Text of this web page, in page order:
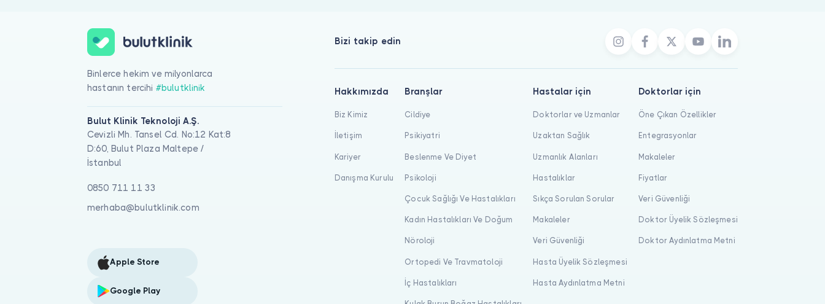
Binlerce hekim ve milyonlarca
hastanın tercihi #bulutklinik
Bulut Klinik Teknoloji A.Ş.
Cevizli Mh. Tansel Cd. No:12 Kat:8
D:60, Bulut Plaza Maltepe /
İstanbul
0850 711 11 33
merhaba@bulutklinik.com
Apple Store
Google Play
Bizi takip edin
Hakkımızda
Biz Kimiz
İletişim
Kariyer
Danışma Kurulu
Branşlar
Cildiye
Psikiyatri
Beslenme Ve Diyet
Psikoloji
Çocuk Sağlığı Ve Hastalıkları
Kadın Hastalıkları Ve Doğum
Nöroloji
Ortopedi Ve Travmatoloji
İç Hastalıkları
Hastalar için
Doktorlar ve Uzmanlar
Uzaktan Sağlık
Uzmanlık Alanları
Hastalıklar
Sıkça Sorulan Sorular
Makaleler
Veri Güvenliği
Hasta Üyelik Sözleşmesi
Hasta Aydınlatma Metni
Doktorlar için
Öne Çıkan Özellikler
Entegrasyonlar
Makaleler
Fiyatlar
Veri Güvenliği
Doktor Üyelik Sözleşmesi
Doktor Aydınlatma Metni